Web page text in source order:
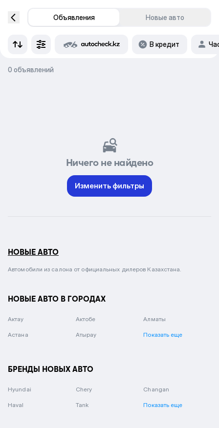
Объявления Новые авто
В кредит
0 объявлений
Ничего не найдено
Изменить фильтры
НОВЫЕ АВТО
Автомобили из салона от официальных дилеров Казахстана.
НОВЫЕ АВТО В ГОРОДАХ
Актау Актобе Алматы
Астана Атырау Показать еще
БРЕНДЫ НОВЫХ АВТО
Hyundai Chery Changan
Haval Tank Показать еще